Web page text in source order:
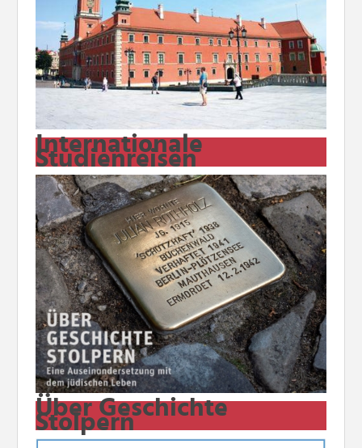
Internationale
Studienreisen
Über Geschichte
Stolpern